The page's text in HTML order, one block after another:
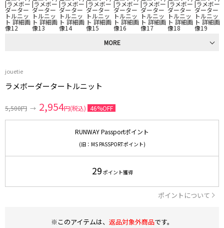
MORE
jouetie
ラメボーダータートルニット
5,500円 → 2,954円(税込) 46%OFF
RUNWAY Passportポイント
(旧：MS PASSPORTポイント)
29 ポイント獲得
ポイントについて
※このアイテムは、 返品対象外商品です。